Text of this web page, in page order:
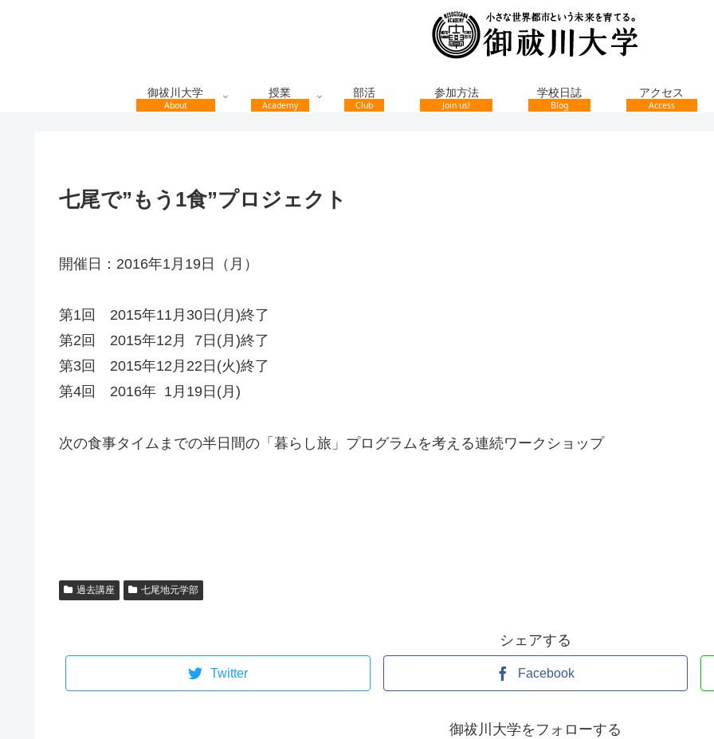
御祓川大学
About
授業
Academy
部活
Club
参加方法
Join us!
学校日誌
Blog
アクセス
Access
七尾で”もう1食”プロジェクト
開催日：2016年1月19日（月）
第1回 2015年11月30日(月)終了
第2回 2015年12月 7日(月)終了
第3回 2015年12月22日(火)終了
第4回 2016年 1月19日(月)
次の食事タイムまでの半日間の「暮らし旅」プログラムを考える連続ワークショップ
過去講座 七尾地元学部
シェアする
Twitter Facebook
御祓川大学をフォローする